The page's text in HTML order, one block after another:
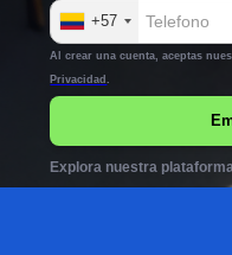
+57
Al crear una cuenta, aceptas
Privacidad.
Explora nuestra